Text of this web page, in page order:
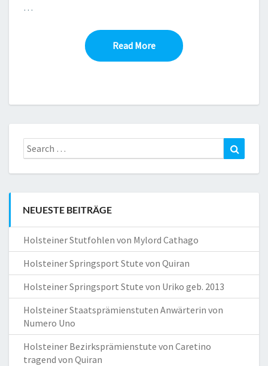
…
Read MoreRead More
Search
for:
NEUESTE BEITRÄGE
Holsteiner Stutfohlen von Mylord Cathago
Holsteiner Springsport Stute von Quiran
Holsteiner Springsport Stute von Uriko geb. 2013
Holsteiner Staatsprämienstuten Anwärterin von
Numero Uno
Holsteiner Bezirksprämienstute von Caretino
tragend von Quiran